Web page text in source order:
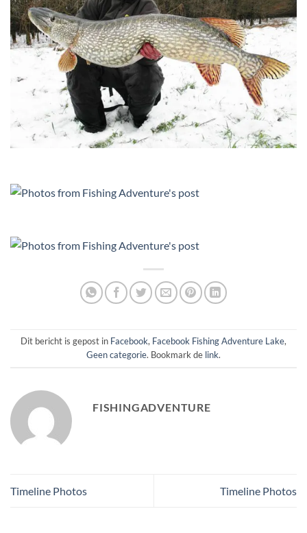
Dit bericht is gepost in Facebook, Facebook Fishing Adventure Lake,
Geen categorie. Bookmark de link.
FISHINGADVENTURE
Timeline Photos Timeline Photos